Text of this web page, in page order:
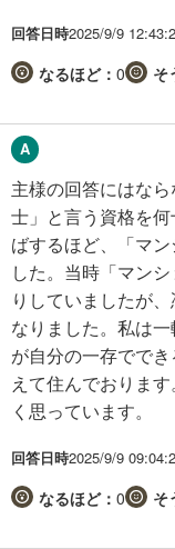
回答日時2025/9/9
なるほど： 0 そ
主様の回答にはな
士」と言う資格を
ばするほど、「マ
した。当時「マン
りしていましたが
なりました。私は
が自分の一存でで
えて住んでおりま
く思っています。
回答日時2025/9/9
なるほど： 0 そ